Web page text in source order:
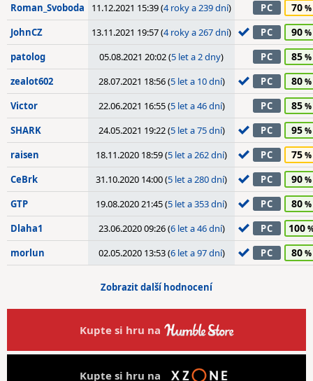
Roman_Svoboda 11.12.2021 15:39 (4 roky a 239 dní) PC 70
JohnCZ 13.11.2021 19:57 (4 roky a 267 dní) PC 90
patolog 05.08.2021 20:02 (5 let a 2 dny) PC 85
zealot602 28.07.2021 18:56 (5 let a 10 dní) PC 80
Victor 22.06.2021 16:55 (5 let a 46 dní) PC 85
SHARK 24.05.2021 19:22 (5 let a 75 dní) PC 95
raisen 18.11.2020 18:59 (5 let a 262 dní) PC 75
CeBrk 31.10.2020 14:00 (5 let a 280 dní) PC 90
GTP 19.08.2020 21:45 (5 let a 353 dní) PC 80
Dlaha1 23.06.2020 09:26 (6 let a 46 dní) PC 100
morlun 02.05.2020 13:53 (6 let a 97 dní) PC 80
Zobrazit další hodnocení
Kupte si hru na
Kupte si hru na